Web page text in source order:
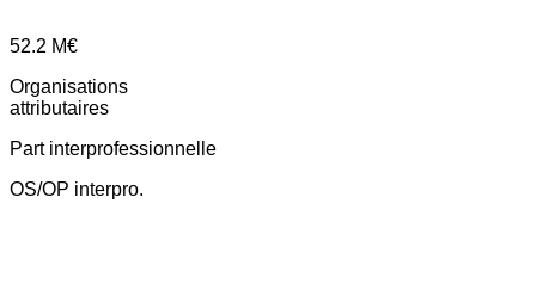
52.2 M€
Organisations
attributaires
Part interprofessionnelle
OS/OP interpro.